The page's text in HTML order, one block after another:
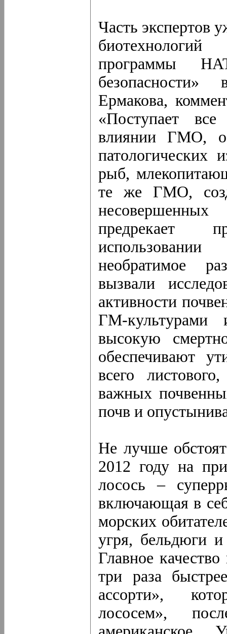
Часть экспертов
биотехнологий
программы
Ермакова,
«Поступает
влиянии ГМО, о
патологических
рыб,
те же ГМО,
предрекает
необратимое
вызвали
активности
ГМ-культурами
высокую
обеспечивают
всего
важных
почв и
Не лучше
2012 году на
лосось –
включающая в
морских
угря, бельдюги и
Главное
три раза
ассорти»,
лососем»,